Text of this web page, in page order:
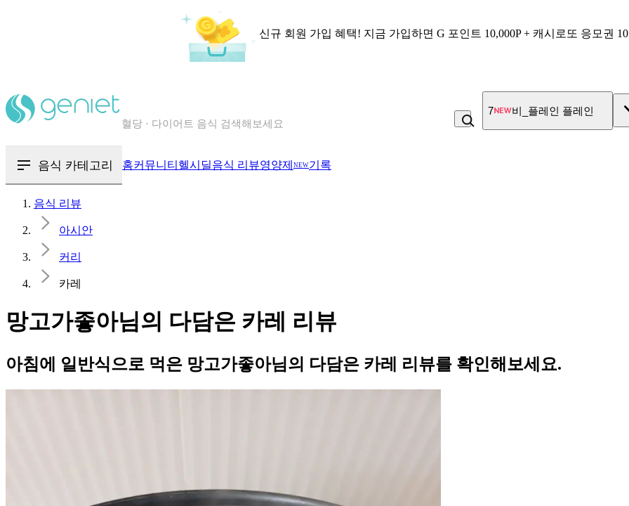
신규 회원 가입 혜택! 지금 가입하면 G 포인트 10,000P + 캐시로또 응모권
음식 · 영양제 리뷰를 찾아보세요
8 커피
음식 카테고리 홈커뮤니티 헬시딜음식 리뷰영양제 NEW기록
음식 리뷰
아시안
커리
카레
망고가좋아님의 다담은 카레 리뷰
아침에 일반식으로 먹은 망고가좋아님의 다담은 카레 리뷰를 확인해보세요.